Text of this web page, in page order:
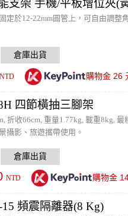
支架 手機/平板增位夾(
定於12-22mm圓管上，可自由調整
NTD 購物金 26
四節橫抽三腳架
折收66cm, 重量1.77kg, 載重8kg,
攝影、旅遊攜帶使用。
NTD 購物金
頻震隔離器(8 Kg)